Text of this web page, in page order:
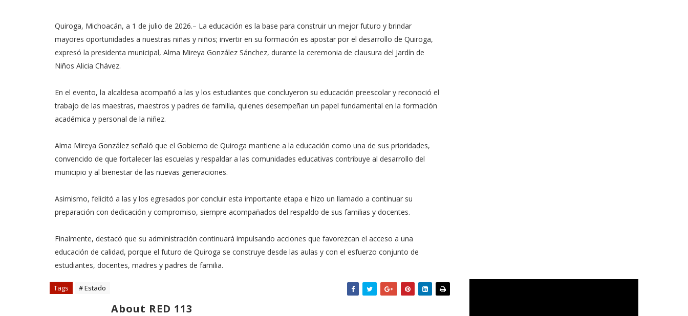
Quiroga, Michoacán, a 1 de julio de 2026.– La educación es la base para construir un mejor futuro y brindar
mayores oportunidades a nuestras niñas y niños; invertir en su formación es apostar por el desarrollo de Quiroga,
expresó la presidenta municipal, Alma Mireya González Sánchez, durante la ceremonia de clausura del Jardín de
Niños Alicia Chávez.
En el evento, la alcaldesa acompañó a las y los estudiantes que concluyeron su educación preescolar y reconoció el
trabajo de las maestras, maestros y padres de familia, quienes desempeñan un papel fundamental en la formación
académica y personal de la niñez.
Alma Mireya González señaló que el Gobierno de Quiroga mantiene a la educación como una de sus prioridades,
convencido de que fortalecer las escuelas y respaldar a las comunidades educativas contribuye al desarrollo del
municipio y al bienestar de las nuevas generaciones.
Asimismo, felicitó a las y los egresados por concluir esta importante etapa e hizo un llamado a continuar su
preparación con dedicación y compromiso, siempre acompañados del respaldo de sus familias y docentes.
Finalmente, destacó que su administración continuará impulsando acciones que favorezcan el acceso a una
educación de calidad, porque el futuro de Quiroga se construye desde las aulas y con el esfuerzo conjunto de
estudiantes, docentes, madres y padres de familia.
Tags # Estado
About RED 113